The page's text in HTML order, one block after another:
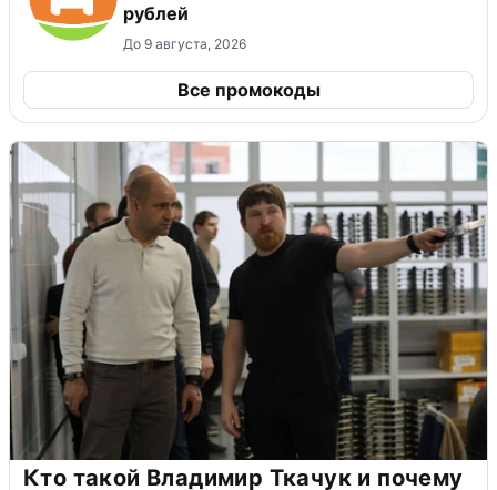
рублей
До 9 августа, 2026
Все промокоды
Кто такой Владимир Ткачук и почему